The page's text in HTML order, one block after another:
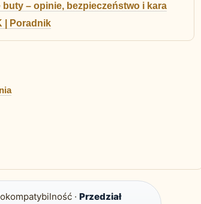
buty – opinie, bezpieczeństwo i kara
| Poradnik
· Przedział